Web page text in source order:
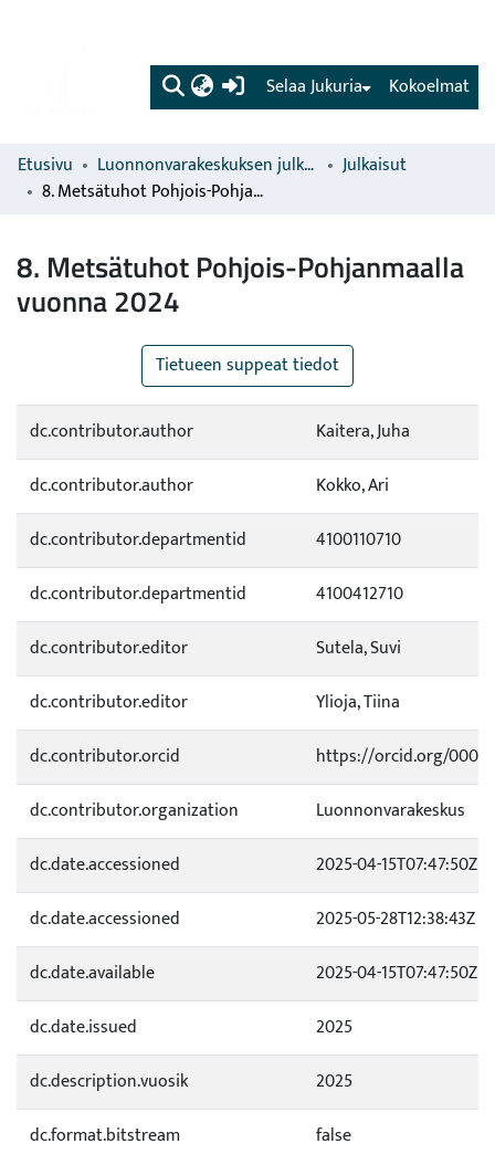
(current) Kokoelmat
Selaa Jukuria
Etusivu Luonnonvarakeskuksen julkaisut
Julkaisut
8. Metsätuhot Pohjois-Pohjanmaalla vuonna 2024
8. Metsätuhot Pohjois-Pohjanmaalla
vuonna 2024
Tietueen suppeat tiedot
dc.contributor.author
Kaitera, Juha
dc.contributor.author
Kokko, Ari
dc.contributor.departmentid
4100110710
dc.contributor.departmentid
4100412710
dc.contributor.editor
Sutela, Suvi
dc.contributor.editor
Ylioja, Tiina
dc.contributor.orcid
https://orcid.org/0000-
dc.contributor.organization
Luonnonvarakeskus
dc.date.accessioned
2025-04-15T07:47:50Z
dc.date.accessioned
2025-05-28T12:38:43Z
dc.date.available
2025-04-15T07:47:50Z
dc.date.issued
2025
dc.description.vuosik
2025
dc.format.bitstream
false